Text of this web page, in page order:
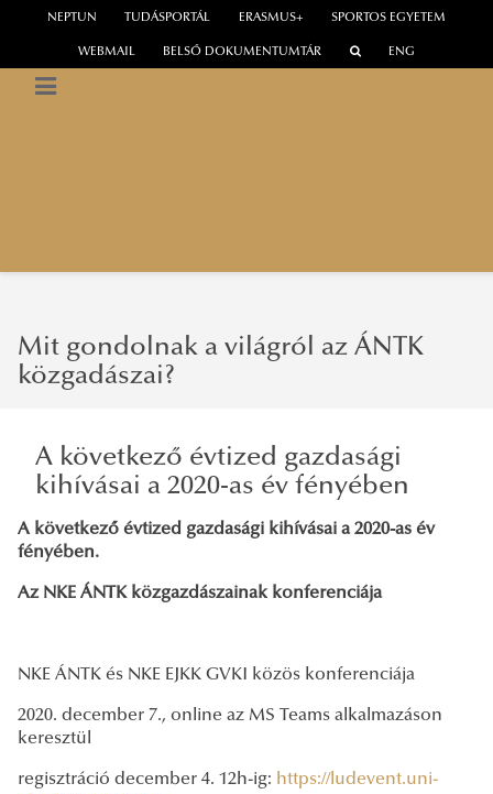
WEBMAIL
NEPTUN TUDÁSPORTÁL ERASMUS+ SPORTOS EGYETEM
BELSŐ DOKUMENTUMTÁR ENG
Mit gondolnak a világról az ÁNTK
közgadászai?
A következő évtized gazdasági
kihívásai a 2020-as év fényében
A következő évtized gazdasági kihívásai a 2020-as év
fényében.
Az NKE ÁNTK közgazdászainak konferenciája
NKE ÁNTK és NKE EJKK GVKI közös konferenciája
2020. december 7., online az MS Teams alkalmazáson
keresztül
regisztráció december 4. 12h-ig: https://ludevent.uni-